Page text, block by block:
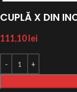
CUPLĂ X DIN
111,10lei